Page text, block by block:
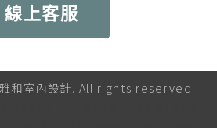
線上客服
和室內設計. All rights reserved.